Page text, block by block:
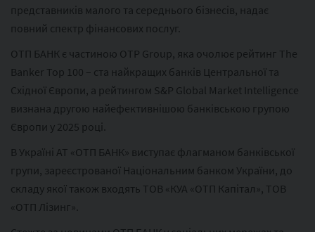
представників малого та середнього бізнесів, надає
повний спектр фінансових послуг.
ОТП БАНК є частиною ОТР Group, яка очолює рейтинг The
Banker Top 100 – ста найкращих банків Центральної та
Східної Європи, а рейтингом S&P Global Market Intelligence
визнана другою найефективнішою банківською групою
Європи у 2025 році.
В Україні АТ «ОТП БАНК» виступає флагманом банківської
групи, зареєстрованої Національним банком України, до
складу якої також входять ТОВ «КУА «ОТП Капітал», ТОВ
«ОТП Лізинг».